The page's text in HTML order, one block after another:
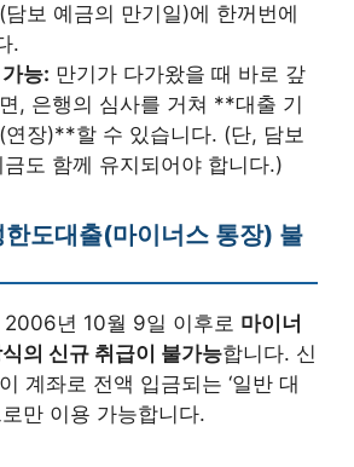
보 예금의 만기일)에 한꺼번에
.
능: 만기가 다가왔을 때 바로 갚
, 은행의 심사를 거쳐 **대출 기
연장)**할 수 있습니다. (단, 담보
금도 함께 유지되어야 합니다.)
한도대출(마이너스 통장) 불
2006년 10월 9일 이후로 마이너
의 신규 취급이 불가능합니다. 신
계좌로 전액 입금되는 ‘일반 대
로만 이용 가능합니다.